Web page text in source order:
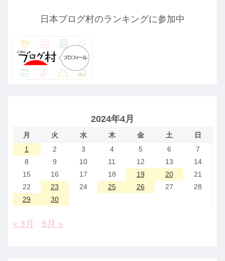
日本ブログ村のランキングに参加中
2024年4月
月 火 水 木 金 土
日
1
2 3 4 5 6
7
8
9 10 11 12 13
14
15
16 17 18 19 20
21
22
23 24 25 26 27
28
29
30
« 3月 5月 »